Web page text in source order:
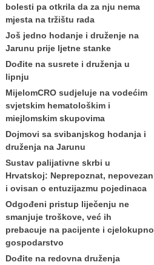
bolesti pa otkrila da za nju nema
mjesta na tržištu rada
Još jedno hodanje i druženje na
Jarunu prije ljetne stanke
Dođite na susrete i druženja u
lipnju
MijelomCRO sudjeluje na vodećim
svjetskim hematološkim i
miejlomskim skupovima
Dojmovi sa svibanjskog hodanja i
druženja na Jarunu
Sustav palijativne skrbi u
Hrvatskoj: Neprepoznat, nepovezan
i ovisan o entuzijazmu pojedinaca
Odgođeni pristup liječenju ne
smanjuje troškove, već ih
prebacuje na pacijente i cjelokupno
gospodarstvo
Dođite na redovna druženja